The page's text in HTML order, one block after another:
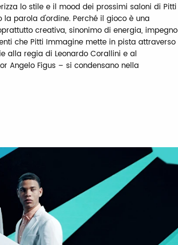
lo stile e il mood dei prossimi saloni di Pitti
parola d'ordine. Perché il gioco è una
creativa, sinonimo di energia, impegno
che Pitti Immagine mette in pista attraverso
alla regia di Leonardo Corallini e al
Angelo Figus – si condensano nella